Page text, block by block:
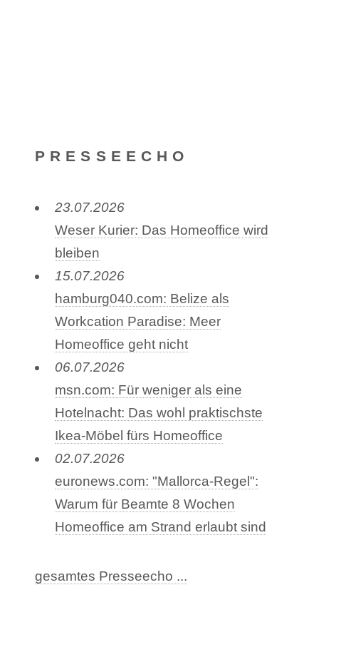
PRESSEECHO
23.07.2026
Weser Kurier: Das Homeoffice wird
bleiben
15.07.2026
hamburg040.com: Belize als
Workcation Paradise: Meer
Homeoffice geht nicht
06.07.2026
msn.com: Für weniger als eine
Hotelnacht: Das wohl praktischste
Ikea-Möbel fürs Homeoffice
02.07.2026
euronews.com: "Mallorca-Regel":
Warum für Beamte 8 Wochen
Homeoffice am Strand erlaubt sind
gesamtes Presseecho ...